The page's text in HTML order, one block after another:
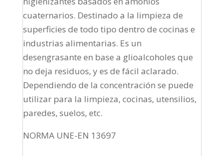
cuaternarios. Destinado a la limpieza de
superficies de todo tipo dentro de cocinas e
industrias alimentarias. Es un
desengrasante en base a glioalcoholes que
no deja residuos, y es de fácil aclarado.
Dependiendo de la concentración se puede
utilizar para la limpieza, cocinas, utensilios,
paredes, suelos, etc.
NORMA UNE-EN 13697